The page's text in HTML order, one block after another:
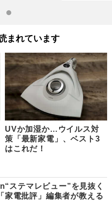
まれています
UVか加湿か…ウイルス対
策「最新家電」、ベスト3
はこれだ！
ステマレビュー”を見抜く
電批評」編集者が教える